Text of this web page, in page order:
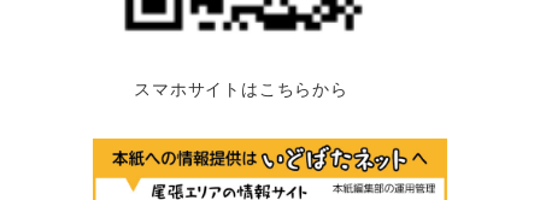
スマホサイトはこちらから